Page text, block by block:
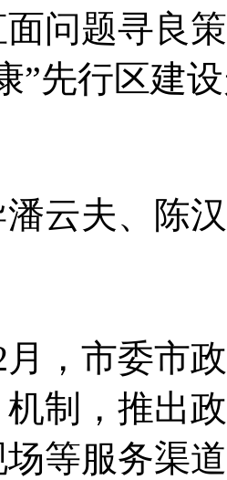
问题寻良
”先行区建
夫、陈汉
市委市政
制，推出
等服务渠